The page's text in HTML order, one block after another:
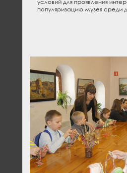
условий для проявления
популяризацию музея среди